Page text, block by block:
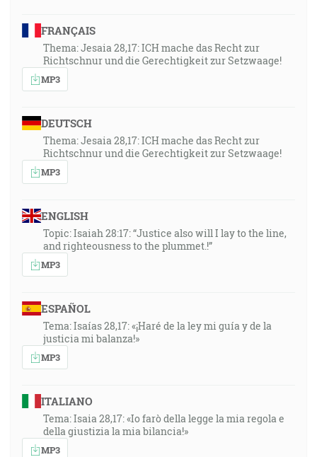
FRANÇAIS
Thema: Jesaia 28,17: ICH mache das Recht zur
Richtschnur und die Gerechtigkeit zur Setzwaage!
MP3
DEUTSCH
Thema: Jesaia 28,17: ICH mache das Recht zur
Richtschnur und die Gerechtigkeit zur Setzwaage!
MP3
ENGLISH
Topic: Isaiah 28:17: “Justice also will I lay to the line,
and righteousness to the plummet.!”
MP3
ESPAÑOL
Tema: Isaías 28,17: «¡Haré de la ley mi guía y de la
justicia mi balanza!»
MP3
ITALIANO
Tema: Isaia 28,17: «Io farò della legge la mia regola e
della giustizia la mia bilancia!»
MP3